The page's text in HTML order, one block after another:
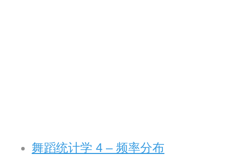
舞蹈统计学 4 – 频率分布